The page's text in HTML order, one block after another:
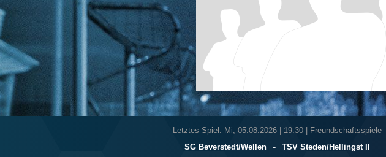
Letztes Spiel: Mi, 05.08.2026| 19:30 | Freundschaftsspiele
SG Beverstedt/​Wellen
- TSV Steden/​Hellingst II